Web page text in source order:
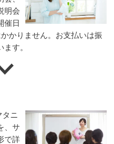
明会
催日
かりません。お支払いは振
す。
ニ
、サ
で詳